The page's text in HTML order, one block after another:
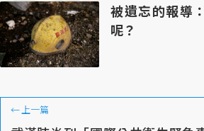
被遺忘的報導
呢？
← 上一篇